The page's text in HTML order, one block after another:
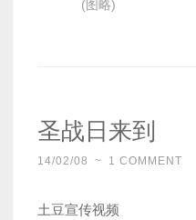
(图略)
圣战日来到
14/02/08 ~ 1 COMMENT
土豆宣传视频